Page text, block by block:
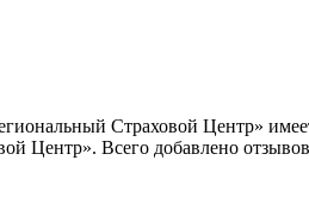
Страховой Центр»
Центр». Всего добавлено